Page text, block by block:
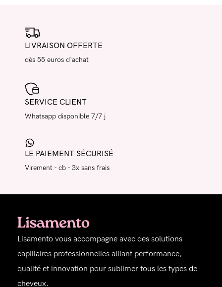
LIVRAISON OFFERTE
dès 55 euros d'achat
SERVICE CLIENT
Whatsapp disponible 7/7 j
LE PAIEMENT SÉCURISÉ
Virement - cb - 3x sans frais
Lisamento vous accompagne avec des solutions
capillaires professionnelles alliant performance,
qualité et innovation pour sublimer tous les types de
cheveux.